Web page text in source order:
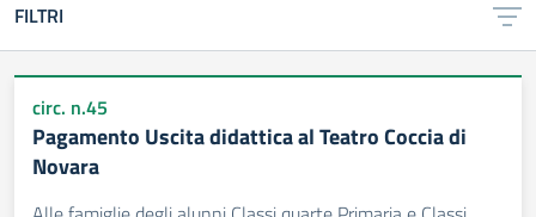
FILTRI
circ. n.45
Pagamento Uscita didattica al Teatro Coccia di
Novara